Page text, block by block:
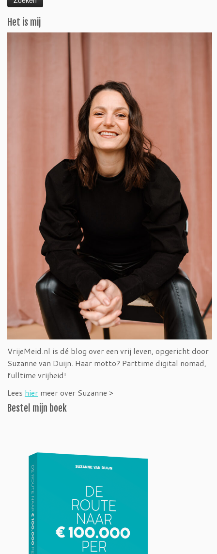
Het is mij
VrijeMeid.nl is dé blog over een vrij leven, opgericht door
Suzanne van Duijn. Haar motto? Parttime digital nomad,
fulltime vrijheid!
Lees hier meer over Suzanne >
Bestel mijn boek